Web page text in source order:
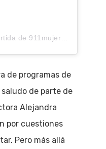
de programas de
de parte de
Alejandra
por cuestiones
Pero más allá